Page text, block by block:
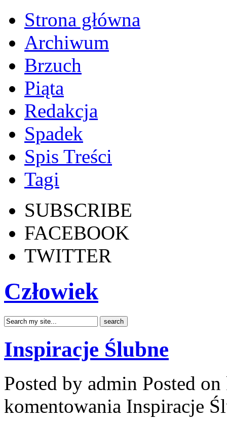
Strona główna
Archiwum
Brzuch
Piąta
Redakcja
Spadek
Spis Treści
Tagi
SUBSCRIBE
FACEBOOK
TWITTER
Człowiek
Inspiracje Ślubne
Posted by admin Posted
komentowania Inspiracje